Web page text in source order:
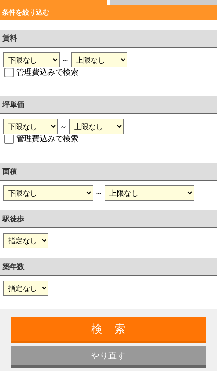
条件を絞り込む
賃料
～
管理費込みで検索
坪単価
～
管理費込みで検索
面積
～
駅徒歩
築年数